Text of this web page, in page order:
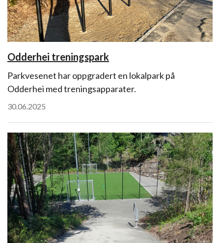
Odderhei treningspark
Parkvesenet har oppgradert en lokalpark på
Odderhei med treningsapparater.
30.06.2025